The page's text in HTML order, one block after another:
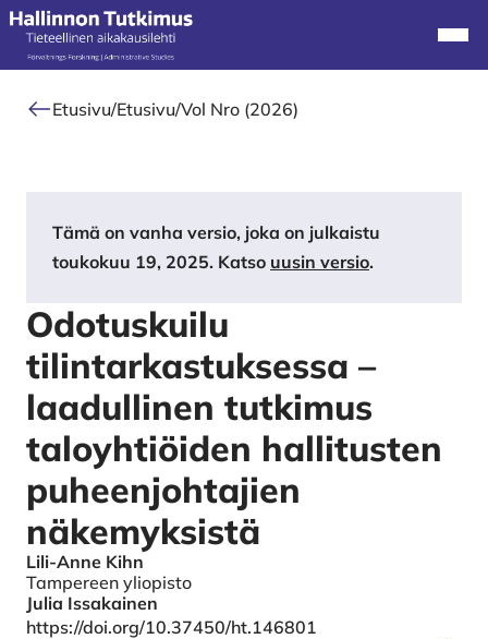
Alkuun
Etusivu/Etusivu/Vol Nro (2026)
Tämä on vanha versio, joka on julkaistu
toukokuu 19, 2025. Katso uusin versio.
Odotuskuilu
tilintarkastuksessa –
laadullinen tutkimus
taloyhtiöiden hallitusten
puheenjohtajien
näkemyksistä
Authors
Lili-Anne Kihn
Tampereen yliopisto
Julia Issakainen
DOI
https://doi.org/10.37450/ht.146801